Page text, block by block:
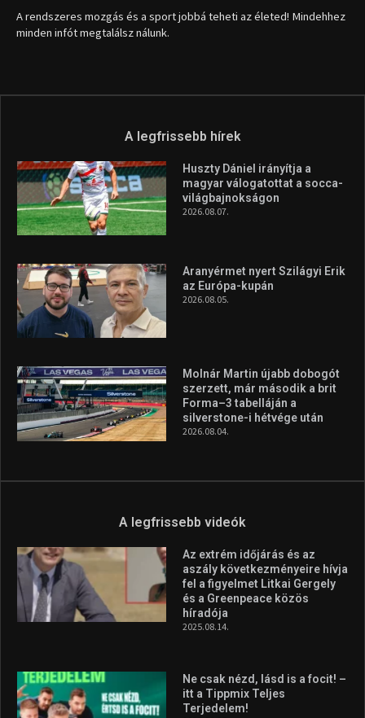
1035 Budapest, Miklós u. 7.
+36 30 471 1373
Túl a 18. X-en és rendezvények százain a Sportime Magazinnak
továbbra is a legfőbb célja, hogy a mindenki sportját minél
vonzóbbá tegye.
A rendszeres mozgás és a sport jobbá teheti az életed! Mindehhez
Huszty Dániel irányítja a
magyar válogatottat a socca-
világbajnokságon
2026.08.07.
2026.08.05.
Molnár Martin újabb dobogót
szerzett, már második a brit
Forma–3 tabelláján a